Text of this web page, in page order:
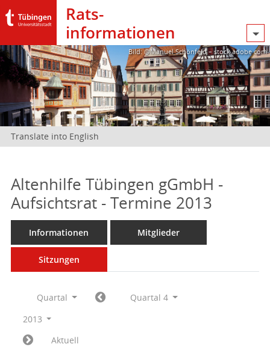
Rats­
informationen
Bild: @Manuel Schönfeld – stock.adobe.com
Translate into English
Altenhilfe Tübingen gGmbH -
Aufsichtsrat - Termine 2013
Informationen Mitglieder
Sitzungen
Quartal
Quartal 4
2013
Aktuell